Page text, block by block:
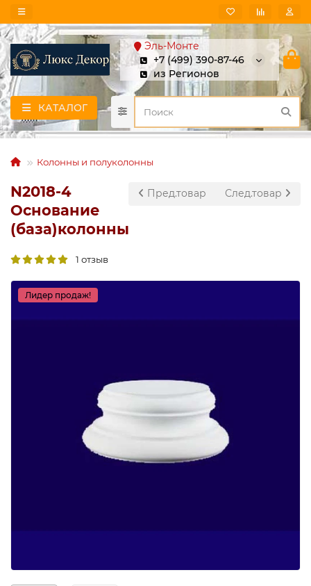
Эль-Монте
+7 (499) 390-87-46
из Регионов
КАТАЛОГ
Колонны и полуколонны
Пред.товар След.товар
N2018-4
Основание
(база)колонны
1 отзыв
Лидер продаж!